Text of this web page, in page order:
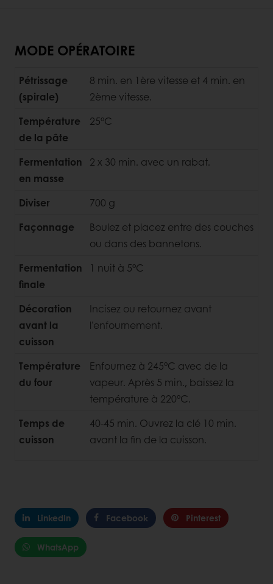
MODE OPÉRATOIRE
Pétrissage
(spirale)
8 min. en 1ère vitesse et 4 min. en
2ème vitesse.
Température
de la pâte
25°C
Fermentation
en masse
2 x 30 min. avec un rabat.
Diviser
700 g
Façonnage
Boulez et placez entre des couches
ou dans des bannetons.
Fermentation
finale
1 nuit à 5°C
Décoration
avant la
cuisson
Incisez ou retournez avant
l’enfournement.
Température
du four
Enfournez à 245°C avec de la
vapeur. Après 5 min., baissez la
température à 220°C.
Temps de
cuisson
40-45 min. Ouvrez la clé 10 min.
avant la fin de la cuisson.
LinkedIn Facebook Pinterest
WhatsApp